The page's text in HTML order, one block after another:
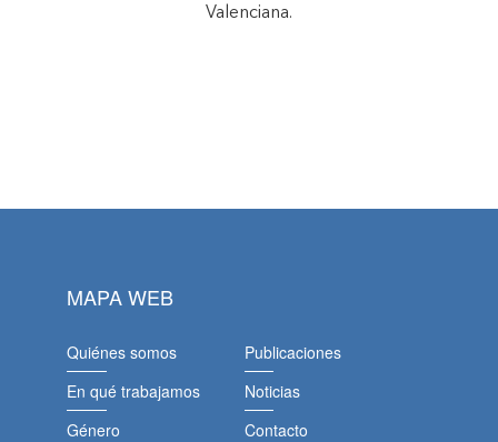
Valenciana.
MAPA WEB
Quiénes somos
En qué trabajamos
Género
Publicaciones
Noticias
Contacto